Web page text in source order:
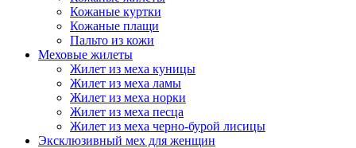
Кожаные куртки
Кожаные плащи
Пальто из кожи
Меховые жилеты
Жилет из меха куницы
Жилет из меха ламы
Жилет из меха норки
Жилет из меха песца
Жилет из меха черно-бурой лисицы
Эксклюзивный мех для женщин